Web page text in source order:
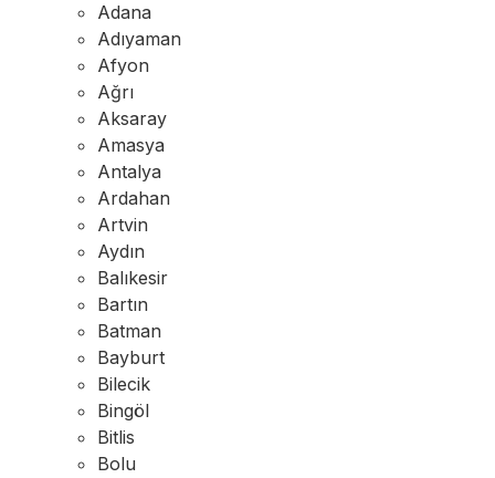
Adana
Adıyaman
Afyon
Ağrı
Aksaray
Amasya
Antalya
Ardahan
Artvin
Aydın
Balıkesir
Bartın
Batman
Bayburt
Bilecik
Bingöl
Bitlis
Bolu